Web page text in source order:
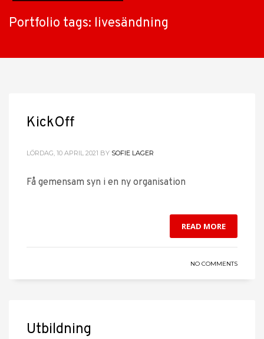
Portfolio tags: livesändning
KickOff
LÖRDAG, 10 APRIL 2021 BY SOFIE LAGER
Få gemensam syn i en ny organisation
READ MORE
NO COMMENTS
Utbildning